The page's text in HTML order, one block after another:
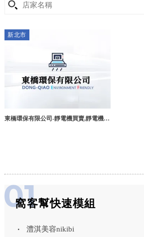
新北市
東橋環保有限公司-靜電機買賣,靜電機廠
窩客幫快速模組
澧淇美容nikibi